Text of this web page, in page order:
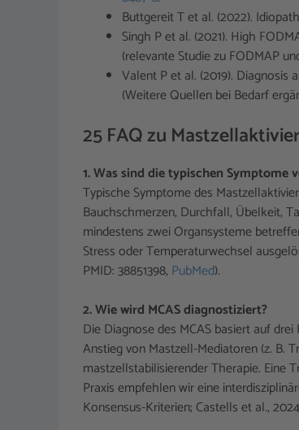
Buttgereit T et al. (2022).
Singh P et al. (2021). High
(relevante Studie zu FODMAP
Valent P et al. (2019).
(Weitere Quellen bei Bedarf
25 FAQ zu
1. Was sind die typischen Symptome
Typische Symptome des
Bauchschmerzen, Durchfall, Übelkeit,
mindestens zwei Organsysteme
Stress oder Temperaturwechsel
PMID: 38851398, PubMed).
2. Wie wird MCAS diagnostiziert?
Die Diagnose des MCAS basiert auf
Anstieg von Mastzell-Mediatoren (z. B.
mastzellstabilisierender Therapie. Eine
Praxis empfehlen wir eine
Konsensus-Kriterien; Castells et al.,